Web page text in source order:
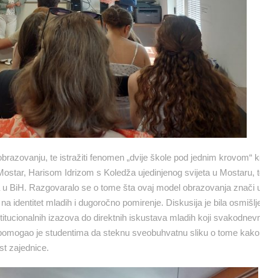
te istražiti fenomen „dvije škole pod jednim krovom“
Harisom Idrizom s Koledža ujedinjenog svijeta u Mostaru,
BiH. Razgovaralo se o tome šta ovaj model obrazovanja znači
identitet mladih i dugoročno pomirenje. Diskusija je bila
izazova do direktnih iskustava mladih koji
je studentima da steknu sveobuhvatnu sliku o tome kako
zajednice.